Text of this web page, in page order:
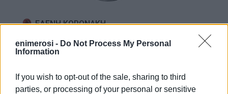
enimerosi - Do Not Process My Personal
Information
If you wish to opt-out of the sale, sharing to third
parties, or processing of your personal or sensitive
ΕΛΕΝΗ ΚΟΡΩΝΑΚΗ
Εργάζεται στις Εκδόσεις Ενημέρωση από το
1990 σε θέσεις υψηλής ευθύνης. Ειδικεύεται στις
καλλιτεχνικό ρεπορτάζ.